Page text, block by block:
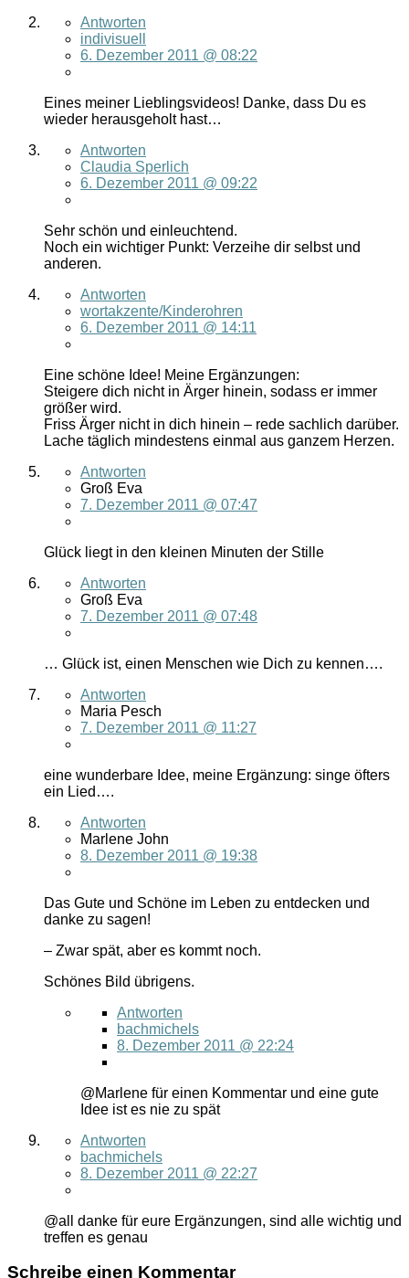
Antworten
indivisuell
6. Dezember 2011 @ 08:22
Eines meiner Lieblingsvideos! Danke, dass Du es
wieder herausgeholt hast…
Antworten
Claudia Sperlich
6. Dezember 2011 @ 09:22
Sehr schön und einleuchtend.
Noch ein wichtiger Punkt: Verzeihe dir selbst und
anderen.
Antworten
wortakzente/Kinderohren
6. Dezember 2011 @ 14:11
Eine schöne Idee! Meine Ergänzungen:
Steigere dich nicht in Ärger hinein, sodass er immer
größer wird.
Friss Ärger nicht in dich hinein – rede sachlich darüber.
Lache täglich mindestens einmal aus ganzem Herzen.
Antworten
Groß Eva
7. Dezember 2011 @ 07:47
Glück liegt in den kleinen Minuten der Stille
Antworten
Groß Eva
7. Dezember 2011 @ 07:48
… Glück ist, einen Menschen wie Dich zu kennen….
Antworten
Maria Pesch
7. Dezember 2011 @ 11:27
eine wunderbare Idee, meine Ergänzung: singe öfters
ein Lied….
Antworten
Marlene John
8. Dezember 2011 @ 19:38
Das Gute und Schöne im Leben zu entdecken und
danke zu sagen!
– Zwar spät, aber es kommt noch.
Schönes Bild übrigens.
Antworten
bachmichels
8. Dezember 2011 @ 22:24
@Marlene für einen Kommentar und eine gute
Idee ist es nie zu spät
Antworten
bachmichels
8. Dezember 2011 @ 22:27
@all danke für eure Ergänzungen, sind alle wichtig und
treffen es genau
Schreibe einen Kommentar